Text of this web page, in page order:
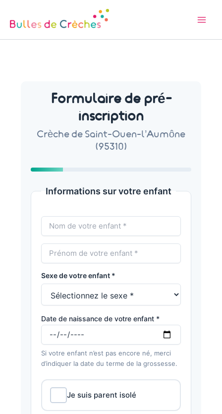
contenu
Formulaire de pré-
inscription
Crèche de Saint-Ouen-l’Aumône
(95310)
Informations sur votre enfant
Sexe de votre enfant *
Date de naissance de votre enfant *
Si votre enfant n’est pas encore né, merci
d’indiquer la date du terme de la grossesse.
Je suis parent isolé